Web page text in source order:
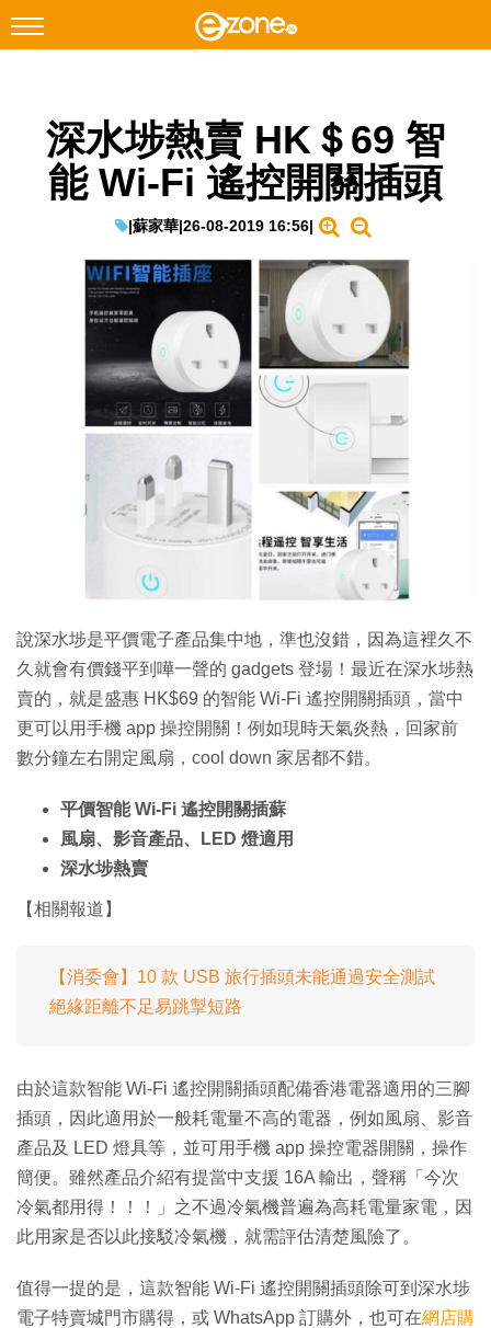
Facebook Instagram
科技焦點
生成式AI與雲端應用
Enterprise Digital Transformation
深水埗熱賣 HK＄69 智
能 Wi-Fi 遙控開關插頭
|蘇家華|26-08-2019 16:56|
說深水埗是平價電子產品集中地，準也沒錯，因為這裡久不
久就會有價錢平到嘩一聲的 gadgets 登場！最近在深水埗熱
賣的，就是盛惠 HK$69 的智能 Wi-Fi 遙控開關插頭，當中
更可以用手機 app 操控開關！例如現時天氣炎熱，回家前
數分鐘左右開定風扇，cool down 家居都不錯。
平價智能 Wi-Fi 遙控開關插蘇
風扇、影音產品、LED 燈適用
深水埗熱賣
【相關報道】
【消委會】10 款 USB 旅行插頭未能通過安全測試
絕緣距離不足易跳掣短路
由於這款智能 Wi-Fi 遙控開關插頭配備香港電器適用的三腳
插頭，因此適用於一般耗電量不高的電器，例如風扇、影音
產品及 LED 燈具等，並可用手機 app 操控電器開關，操作
簡便。雖然產品介紹有提當中支援 16A 輸出，聲稱「今次
冷氣都用得！！！」之不過冷氣機普遍為高耗電量家電，因
此用家是否以此接駁冷氣機，就需評估清楚風險了。
值得一提的是，這款智能 Wi-Fi 遙控開關插頭除可到深水埗
電子特賣城門市購得，或 WhatsApp 訂購外，也可在網店購